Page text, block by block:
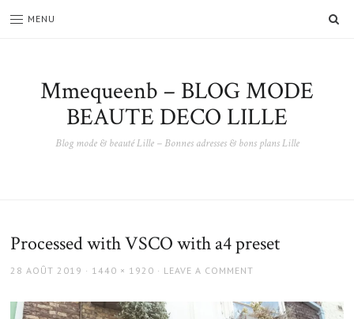
MENU
Mmequeenb – BLOG MODE
BEAUTE DECO LILLE
Blog mode & beauté Lille – Bonnes adresses & bons plans Lille
Processed with VSCO with a4 preset
POSTED
28 AOÛT 2019
FULL
1440 × 1920 LEAVE A COMMENT